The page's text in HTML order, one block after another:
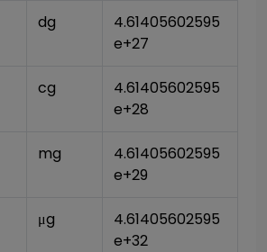
dg
4.61405602595
e+27
cg
4.61405602595
e+28
mg
4.61405602595
e+29
μg
4.61405602595
e+32